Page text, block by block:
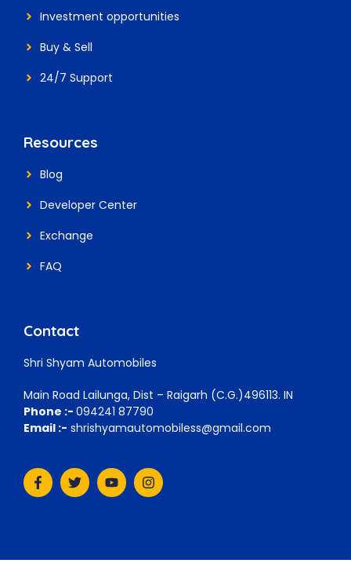
Investment opportunities
Buy & Sell
24/7 Support
Resources
Blog
Developer Center
Exchange
FAQ
Contact
Shri Shyam Automobiles
Main Road Lailunga, Dist – Raigarh (C.G.)496113. IN
Phone :- 094241 87790
Email :- shrishyamautomobiless@gmail.com